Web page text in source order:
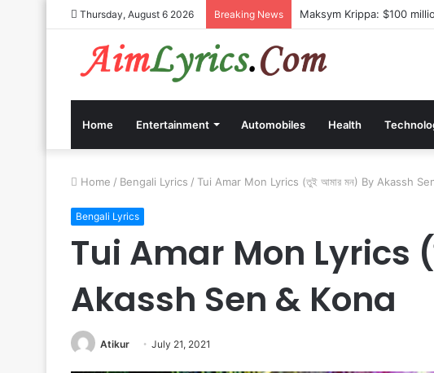
Thursday, August 6 2026 Breaking News Maksym Krippa: $100
Home Entertainment Automobiles Health
Home / Bengali Lyrics / Tui Amar Mon Lyrics (তুই আমার মন) By Akassh
Bengali Lyrics
Tui Amar Mon Lyrics
Akassh Sen & Kona
Atikur July 21, 2021